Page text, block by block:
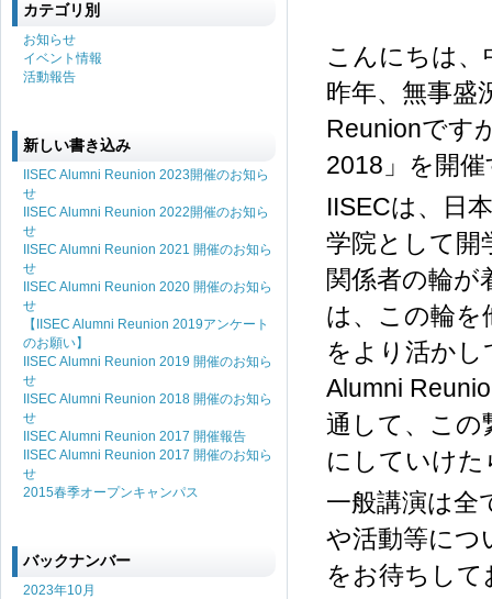
こんにちは、
昨年、無事盛
Reunionです
2018」を開
IISECは、日
学院として開
関係者の輪が
は、この輪を
をより活か
Alumni
通して、この
にしていけ
一般講演は全
や活動等につ
をお待ちして
カテゴリ別
お知らせ
イベント情報
活動報告
新しい書き込み
IISEC Alumni Reunion 2023開催のお知ら
せ
IISEC Alumni Reunion 2022開催のお知ら
せ
IISEC Alumni Reunion 2021 開催のお知ら
せ
IISEC Alumni Reunion 2020 開催のお知ら
せ
【IISEC Alumni Reunion 2019アンケート
のお願い】
IISEC Alumni Reunion 2019 開催のお知ら
せ
IISEC Alumni Reunion 2018 開催のお知ら
せ
IISEC Alumni Reunion 2017 開催報告
IISEC Alumni Reunion 2017 開催のお知ら
せ
2015春季オープンキャンパス
バックナンバー
2023年10月